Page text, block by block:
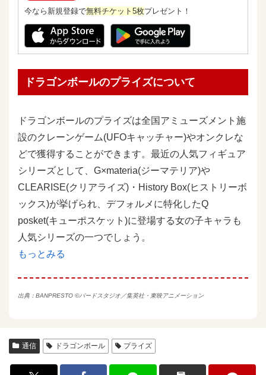
今なら新規登録で無料チケット5枚プレゼント！
ドラゴンボールのプライズについて
ドラゴンボールのプライズは全国アミューズメント施
設のクレーンゲーム(UFOキャッチャー)やオンクレな
どで獲得することができます。最近の人気フィギュア
シリーズとして、G×materia(ジーマテリア)や
CLEARISE(クリアライズ)・History Box(ヒストリーボ
ックス)が挙げられ、デフォルメに特化したQ
posket(キューポスケット)に登場する女の子キャラも
人気シリーズの一つでしょう。
もっとみる
出典： BANPRESTO ©バードスタジオ／集英社・東映アニメーション
通信 ドラゴンボール プライズ